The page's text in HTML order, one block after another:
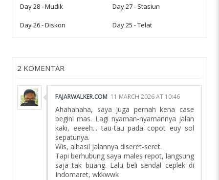
Day 28 - Mudik Day 27 - Stasiun
Day 26 - Diskon Day 25 - Telat
2 KOMENTAR
FAJARWALKER.COM 11 MARCH 2026 AT 10:46
Ahahahaha, saya juga pernah kena case
begini mas. Lagi nyaman-nyamannya jalan
kaki, eeeeh... tau-tau pada copot euy sol
sepatunya.
Wis, alhasil jalannya diseret-seret.
Tapi berhubung saya males repot, langsung
saja tak buang. Lalu beli sendal ceplek di
Indomaret, wkkwwk